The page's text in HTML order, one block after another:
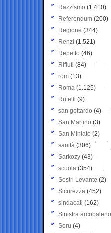
Razzismo (1.410)
Referendum (200)
Regione (344)
Renzi (1.521)
Repetto (46)
Rifiuti (84)
rom (13)
Roma (1.125)
Rutelli (9)
san gottardo (4)
San Martino (3)
San Miniato (2)
sanità (306)
Sarkozy (43)
scuola (354)
Sestri Levante (2)
Sicurezza (452)
sindacati (162)
Sinistra arcobaleno
Soru (4)